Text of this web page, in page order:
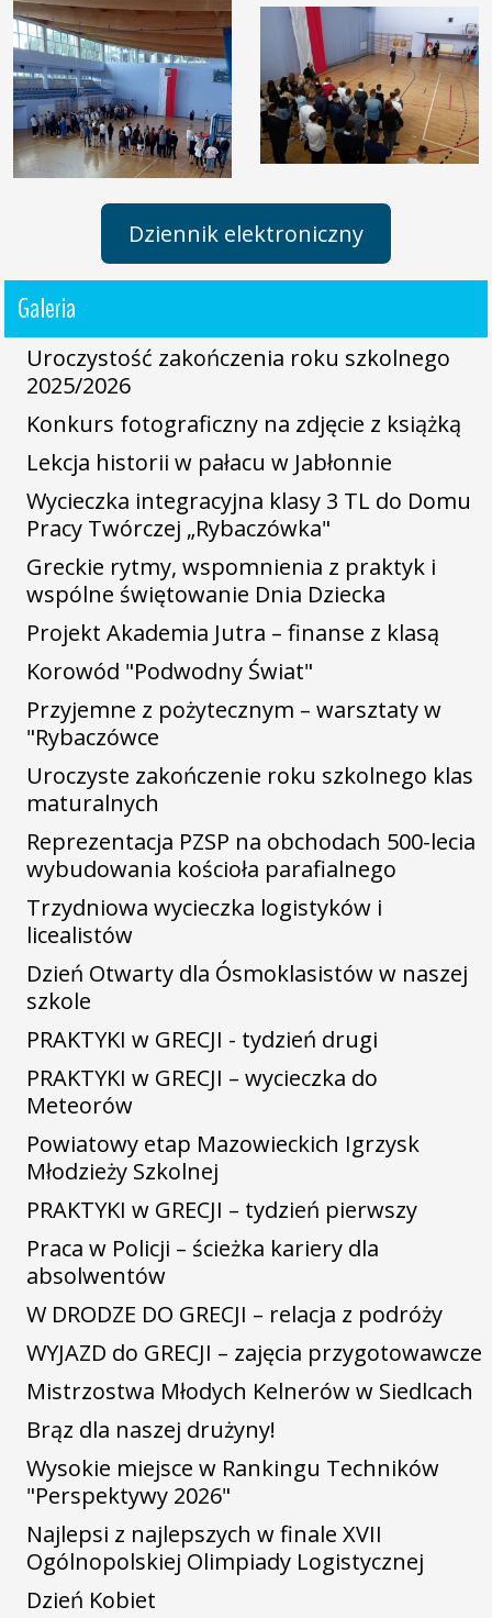
Dziennik elektroniczny
Galeria
Uroczystość zakończenia roku szkolnego
2025/2026
Konkurs fotograficzny na zdjęcie z książką
Lekcja historii w pałacu w Jabłonnie
Wycieczka integracyjna klasy 3 TL do Domu
Pracy Twórczej „Rybaczówka"
Greckie rytmy, wspomnienia z praktyk i
wspólne świętowanie Dnia Dziecka
Projekt Akademia Jutra – finanse z klasą
Korowód "Podwodny Świat"
Przyjemne z pożytecznym – warsztaty w
"Rybaczówce
Uroczyste zakończenie roku szkolnego klas
maturalnych
Reprezentacja PZSP na obchodach 500-lecia
wybudowania kościoła parafialnego
Trzydniowa wycieczka logistyków i
licealistów
Dzień Otwarty dla Ósmoklasistów w naszej
szkole
PRAKTYKI w GRECJI - tydzień drugi
PRAKTYKI w GRECJI – wycieczka do
Meteorów
Powiatowy etap Mazowieckich Igrzysk
Młodzieży Szkolnej
PRAKTYKI w GRECJI – tydzień pierwszy
Praca w Policji – ścieżka kariery dla
absolwentów
W DRODZE DO GRECJI – relacja z podróży
WYJAZD do GRECJI – zajęcia przygotowawcze
Mistrzostwa Młodych Kelnerów w Siedlcach
Brąz dla naszej drużyny!
Wysokie miejsce w Rankingu Techników
"Perspektywy 2026"
Najlepsi z najlepszych w finale XVII
Ogólnopolskiej Olimpiady Logistycznej
Dzień Kobiet